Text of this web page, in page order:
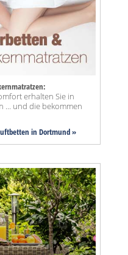
erhalten Sie in
... und die bekommen
in Dortmund »